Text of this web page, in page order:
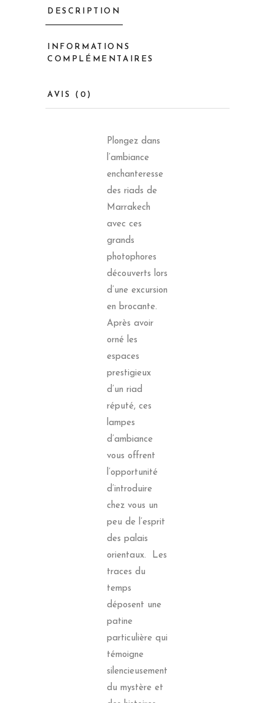
DESCRIPTION
INFORMATIONS
COMPLÉMENTAIRES
AVIS (0)
Plongez dans
l’ambiance
enchanteresse
des riads de
Marrakech
avec ces
grands
photophores
découverts lors
d’une excursion
en brocante.
Après avoir
orné les
espaces
prestigieux
d’un riad
réputé, ces
lampes
d’ambiance
vous offrent
l’opportunité
d’introduire
chez vous un
peu de l’esprit
des palais
orientaux. Les
traces du
temps
déposent une
patine
particulière qui
témoigne
silencieusement
du mystère et